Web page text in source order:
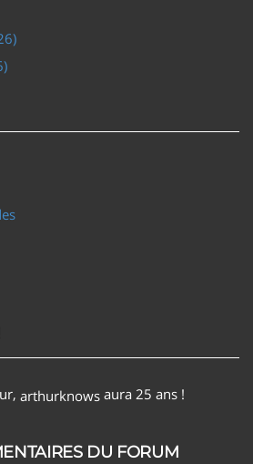
arthurknows aura 25 ans !
DU FORUM